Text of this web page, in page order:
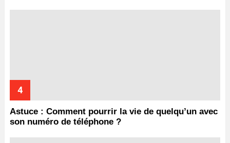
Astuce : Comment pourrir la vie de quelqu’un avec
son numéro de téléphone ?